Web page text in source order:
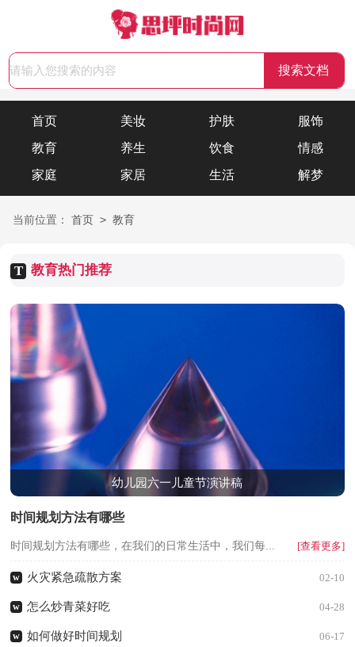
首页 美妆 护肤
服饰
教育
养生 饮食
情感
家庭
家居 生活 解梦
当前位置： 首页 > 教育
T 教育热门推荐
幼儿园六一儿童节演讲稿
时间规划方法有哪些
时间规划方法有哪些，在我们的日常生活中，我们每... [查看更多]
w 火灾紧急疏散方案 02-10
w 怎么炒青菜好吃 04-28
w 如何做好时间规划 06-17